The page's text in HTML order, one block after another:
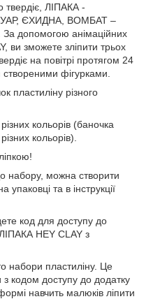
твердіє, ЛІПАКА -
ЄХИДНА, ВОМБАТ –
За допомогою анімаційних
ви зможете зліпити трьох
на повітрі протягом 24
фігурками.
пластиліну різного
кольорів (баночка
кольорів).
набору, можна створити
та в інструкції
код для доступу до
ЛІПАКА HEY CLAY з
набори пластиліну. Це
з кодом доступу до додатку
навчить малюків ліпити